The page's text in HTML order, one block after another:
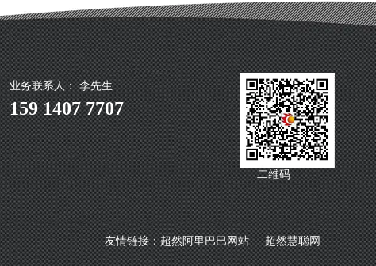
二维码
业务联系人： 李先生
159 1407 7707
友情链接：超然阿里巴巴网站 超然慧聪网